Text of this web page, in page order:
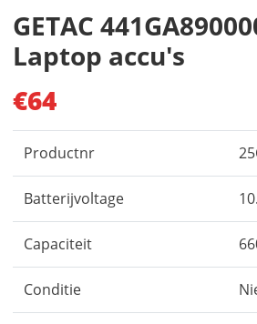
GETAC
Laptop accu's
€64
Productnr
Batterijvoltage
Capaciteit
Conditie